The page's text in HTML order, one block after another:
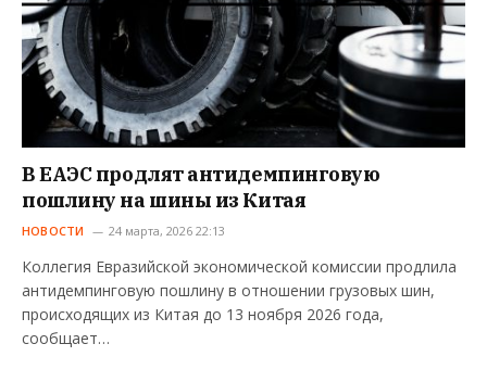
В ЕАЭС продлят антидемпинговую
пошлину на шины из Китая
НОВОСТИ 24 марта, 2026 22:13
Коллегия Евразийской экономической комиссии продлила
антидемпинговую пошлину в отношении грузовых шин,
происходящих из Китая до 13 ноября 2026 года,
сообщает…